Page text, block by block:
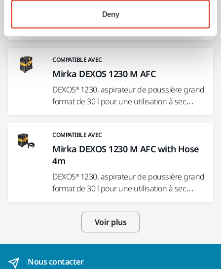
Deny
DEXOS® 1217, extracteur de poussière
compact de 17 l pour une utilisation à sec
et…
COMPATIBLE AVEC
Mirka DEXOS 1230 M AFC
DEXOS® 1230, aspirateur de poussière grand
format de 30 l pour une utilisation à sec…
COMPATIBLE AVEC
Mirka DEXOS 1230 M AFC with Hose
4m
DEXOS® 1230, aspirateur de poussière grand
format de 30 l pour une utilisation à sec…
Voir plus
Nous contacter